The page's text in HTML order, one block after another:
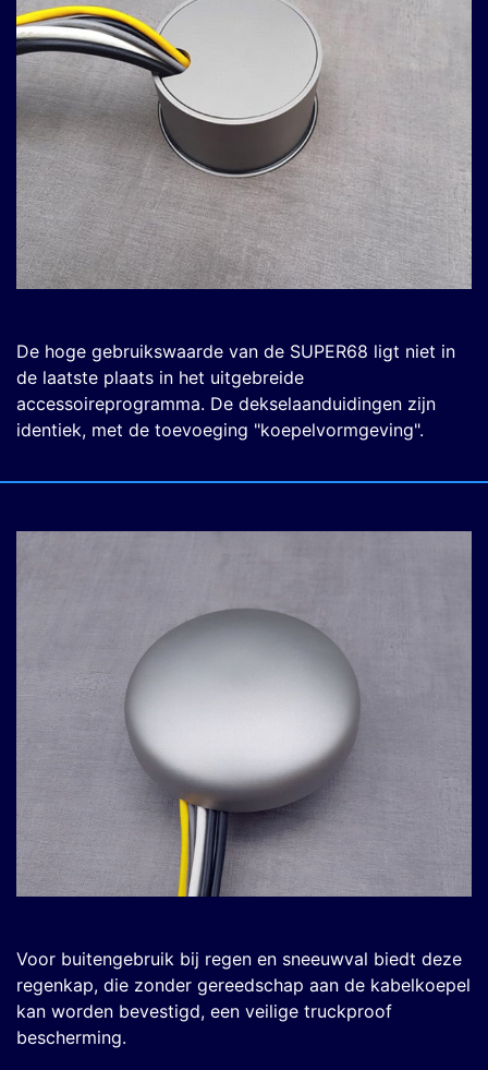
De hoge gebruikswaarde van de SUPER68 ligt niet in
de laatste plaats in het uitgebreide
accessoireprogramma. De dekselaanduidingen zijn
identiek, met de toevoeging "koepelvormgeving".
Voor buitengebruik bij regen en sneeuwval biedt deze
regenkap, die zonder gereedschap aan de kabelkoepel
kan worden bevestigd, een veilige truckproof
bescherming.